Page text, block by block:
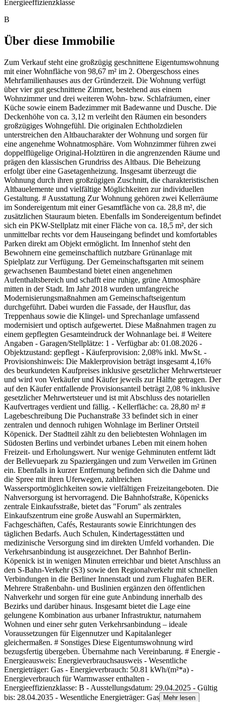
Energieeffizienzklasse
B
Über diese Immobilie
Zum Verkauf steht eine großzügig geschnittene Eigentumswohnung
mit einer Wohnfläche von 98,67 m² im 2. Obergeschoss eines
Mehrfamilienhauses aus der Gründerzeit. Die Wohnung verfügt
über vier gut geschnittene Zimmer, bestehend aus einem
Wohnzimmer und drei weiteren Wohn- bzw. Schlafräumen, einer
Küche sowie einem Badezimmer mit Badewanne und Dusche. Die
Deckenhöhe von ca. 3,12 m verleiht den Räumen ein besonders
großzügiges Wohngefühl. Die originalen Echtholzdielen
unterstreichen den Altbaucharakter der Wohnung und sorgen für
eine angenehme Wohnatmosphäre. Vom Wohnzimmer führen zwei
doppelflügelige Original-Holztüren in die angrenzenden Räume und
prägen den klassischen Grundriss des Altbaus. Die Beheizung
erfolgt über eine Gasetagenheizung. Insgesamt überzeugt die
Wohnung durch ihren großzügigen Zuschnitt, die charakteristischen
Altbauelemente und vielfältige Möglichkeiten zur individuellen
Gestaltung. # Ausstattung Zur Wohnung gehören zwei Kellerräume
im Sondereigentum mit einer Gesamtfläche von ca. 28,8 m², die
zusätzlichen Stauraum bieten. Ebenfalls im Sondereigentum befindet
sich ein PKW-Stellplatz mit einer Fläche von ca. 18,5 m², der sich
unmittelbar rechts vor dem Hauseingang befindet und komfortables
Parken direkt am Objekt ermöglicht. Im Innenhof steht den
Bewohnern eine gemeinschaftlich nutzbare Grünanlage mit
Spielplatz zur Verfügung. Der Gemeinschaftsgarten mit seinem
gewachsenen Baumbestand bietet einen angenehmen
Aufenthaltsbereich und schafft eine ruhige, grüne Atmosphäre
mitten in der Stadt. Im Jahr 2018 wurden umfangreiche
Modernisierungsmaßnahmen am Gemeinschaftseigentum
durchgeführt. Dabei wurden die Fassade, der Hausflur, das
Treppenhaus sowie die Klingel- und Sprechanlage umfassend
modernisiert und optisch aufgewertet. Diese Maßnahmen tragen zu
einem gepflegten Gesamteindruck der Wohnanlage bei. # Weitere
Angaben - Garagen/Stellplätze: 1 - Verfügbar ab: 01.08.2026 -
Objektzustand: gepflegt - Käuferprovision: 2,08% inkl. MwSt. -
Provisionshinweis: Die Maklerprovision beträgt insgesamt 4,16%
des beurkundeten Kaufpreises inklusive gesetzlicher Mehrwertsteuer
und wird von Verkäufer und Käufer jeweils zur Hälfte getragen. Der
auf den Käufer entfallende Provisionsanteil beträgt 2,08 % inklusive
gesetzlicher Mehrwertsteuer und ist mit Abschluss des notariellen
Kaufvertrages verdient und fällig. - Kellerfläche: ca. 28,80 m² #
Lagebeschreibung Die Puchanstraße 33 befindet sich in einer
zentralen und dennoch ruhigen Wohnlage im Berliner Ortsteil
Köpenick. Der Stadtteil zählt zu den beliebtesten Wohnlagen im
Südosten Berlins und verbindet urbanes Leben mit einem hohen
Freizeit- und Erholungswert. Nur wenige Gehminuten entfernt lädt
der Bellevuepark zu Spaziergängen und zum Verweilen im Grünen
ein. Ebenfalls in kurzer Entfernung befinden sich die Dahme und
die Spree mit ihren Uferwegen, zahlreichen
Wassersportmöglichkeiten sowie vielfältigen Freizeitangeboten. Die
Nahversorgung ist hervorragend. Die Bahnhofstraße, Köpenicks
zentrale Einkaufsstraße, bietet das "Forum" als zentrales
Einkaufszentrum eine große Auswahl an Supermärkten,
Fachgeschäften, Cafés, Restaurants sowie Einrichtungen des
täglichen Bedarfs. Auch Schulen, Kindertagesstätten und
medizinische Versorgung sind im direkten Umfeld vorhanden. Die
Verkehrsanbindung ist ausgezeichnet. Der Bahnhof Berlin-
Köpenick ist in wenigen Minuten erreichbar und bietet Anschluss an
den S-Bahn-Verkehr (S3) sowie den Regionalverkehr mit schnellen
Verbindungen in die Berliner Innenstadt und zum Flughafen BER.
Mehrere Straßenbahn- und Buslinien ergänzen den öffentlichen
Nahverkehr und sorgen für eine gute Anbindung innerhalb des
Bezirks und darüber hinaus. Insgesamt bietet die Lage eine
gelungene Kombination aus urbaner Infrastruktur, naturnahem
Wohnen und einer sehr guten Verkehrsanbindung – ideale
Voraussetzungen für Eigennutzer und Kapitalanleger
gleichermaßen. # Sonstiges Diese Eigentumswohnung wird
bezugsfertig übergeben. Übernahme nach Vereinbarung. # Energie -
Energieausweis: Energieverbrauchsausweis - Wesentliche
Energieträger: Gas - Energieverbrauch: 50.81 kWh/(m²*a) -
Energieverbrauch für Warmwasser enthalten -
Energieeffizienzklasse: B - Ausstellungsdatum: 29.04.2025 - Gültig
bis: 28.04.2035 - Wesentliche Energieträger: Gas Mehr lesen